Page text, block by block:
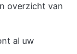
overzicht van
al uw